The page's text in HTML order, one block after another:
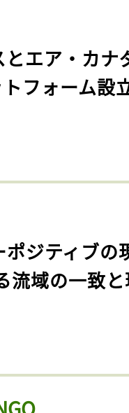
とエア・カナ
フォーム設
ポジティブの
流域の一致